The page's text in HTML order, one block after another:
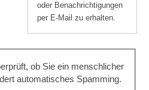
oder Benachrichtigungen
per E-Mail zu erhalten.
ob Sie ein menschlicher
automatisches Spamming.